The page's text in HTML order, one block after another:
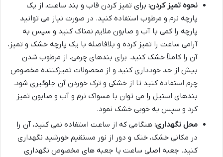
نحوه تمیز کردن: برای تمیز کردن قاب و بند ساعت، از یک
پارچه نرم و مرطوب استفاده کنید. در صورت نیاز می توانید
پارچه را کمی با آب و صابون ملایم نمناک کنید و سپس به
آرامی ساعت را تمیز کرده و بلافاصله با یک پارچه خشک و تمیز،
آن را کاملاً خشک کنید. برای بندهای چرمی، از مرطوب شدن
بیش از حد خودداری کنید و از محصولات تمیزکننده مخصوص
چرم استفاده کنید تا از خشکی و ترک خوردن آن جلوگیری شود.
بندهای استیل را می توان با مسواک نرم و آب و صابون تمیز
کرد و سپس به خوبی خشک نمود.
محل نگهداری: هنگامی که از ساعت استفاده نمی کنید، آن را
در مکانی خشک، خنک و دور از نور مستقیم خورشید نگهداری
کنید. جعبه اصلی ساعت یا جعبه های مخصوص نگهداری